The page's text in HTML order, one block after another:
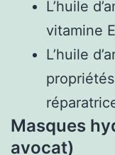
L’huile
vitamine
L’huile
Masques
avocat)